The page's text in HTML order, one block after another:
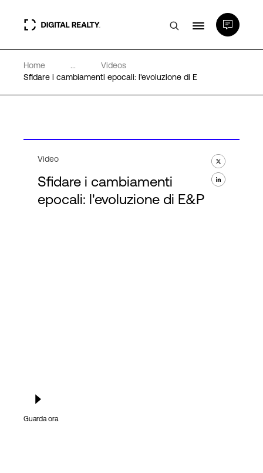
Data center
Competenze e Risorse
Home ...
Videos
Sfidare i cambiamenti epocali: l'evoluzione di E
Video
Sfidare i cambiamenti
epocali: l'evoluzione di E&P
Guarda ora